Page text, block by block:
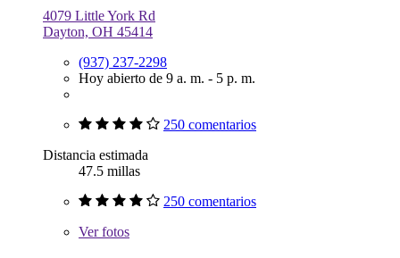
4079 Little York Rd
Dayton, OH 45414
(937) 237-2298
Hoy abierto de 9 a. m. - 5 p. m.
250 comentarios
Distancia estimada
47.5 millas
250 comentarios
Verfotos